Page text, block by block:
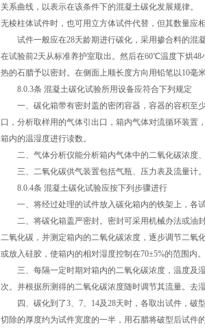
关系曲线，以表示在该条件下的混凝土碳化发展规律。
无棱柱体试件时，也可用立方体试件代替，但其数量应
试件一般应在28天龄期进行碳化，采用掺合料的混
在试验前2天从标准养护室取出。然后在60℃温度下烘
热的石腊予以密封。在侧面上顺长度方向用铅笔以10毫
8.0.3条 混凝土碳化试验所用设备应符合下列规定
一、碳化箱带有密封盖的密闭容器，容器的容积至少
口，分析取样用的气体引出口，箱内气体对流循环装置
箱内的温湿度进行读数。
二、气体分析仪能分析箱内气体中的二氧化碳浓度、
三、二氧化碳供气装置包括气瓶、压力表及流量计。
8.0.4条 混凝土碳化试验应按下列步骤进行
一、将经过处理的试件放入碳化箱内的铁架上，各试
二、将碳化箱盖严密封。密封可采用机械办法或油封
二氧化碳，并测定箱内的二氧化碳浓度，逐步调节二氧
或放入硅胶，使箱内的相对湿度控制在70±5%的范围内
三、每隔一定时期对箱内的二氧化碳浓度，温度及
次。并根据所测得的二氧化碳浓度随时调节其流量。去
四、碳化到了3、7、14及28天时，各取出试件，破
切除的厚度约为试件宽度的一半，用石腊将破型后试件